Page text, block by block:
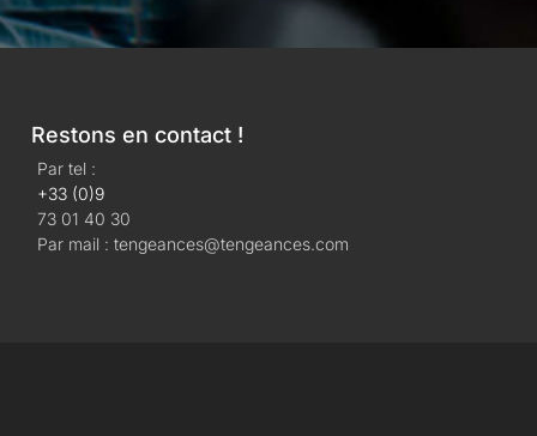
Restons en contact !
Par tel :
+33 (0)9
73 01 40 30
Par mail : tengeances@tengeances.com